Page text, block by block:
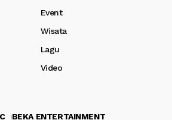
Event
Wisata
Lagu
Video
BEKA ENTERTAINMENT